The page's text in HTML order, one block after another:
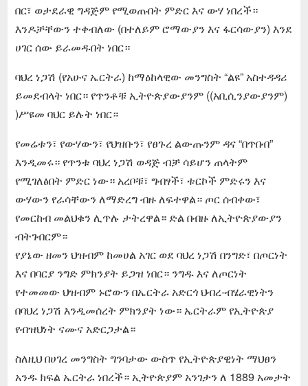
በር፣ ወታደራዊ ግዳጅም የሚወጡበት ምድር እና ውሃ ነበረች።
እንዶቻቸውን ተቀብለው (በተለይም ሮማውያን እና ፋርሳውያን) እንደ
ሀገር ሰው ይራመዱበት ነበር።
ባህረ ነጋሽ (የአሁና ኤርትራ) ከማዕከላዊው መንግስት “ልዩ” አስተዳዳሪ
ይመደብላት ነበር። የጥንቶቹ ኢትዮጵያውያንም ((አቢሲንያውያንም)
)ሥዩመ ባህር ይሉት ነበር።
የመሬቱን፣ የውሃውን፣ የህዝቡን፣ የፀጉረ ልውጡንም ዳና “በጥበብ”
እንዲመሩ። የጥንቱ ባህረ ነጋሽ ወዳጅ ብቻ ሳይሆን ጠላትም
የሚገለፅበት ምድር ነው። አረቦቹ፣ ግብፃች፣ ቱርኮች ምድሩን እና
ውሃውን የራሳቸውን ለማድረግ ብዙ ለፍተዋል። ጦር ሰብቀው፣
የመርከብ መልህቁን ሊጥሉ ታትረዋል። ድል በብዙ ለኢትዮጵያውያን
ብትገብርም።
የያኔው ዘመን ህዝብም ከመሀል አገር ወደ ባህረ ነጋሽ በንግድ፣ በጦርነት
እና በባርያ ንግድ ምክንያት ይጋዝ ነበር። ንግዱ እና ለጦርነት
የተመመው ህዝብም ኑሮውን በኤርትራ አድርጎ ህብረ-ብሄራዊነትን
በባህረ ነጋሽ እንዲመሰረት ምክንያት ነው። ኤርትራም የኢትዮጵያ
የብዝህነት ናሙና አድርጋታል።
ስለዚህ በሀገረ መንግስት ግንባታው ውስጥ የኢትዮጵያዊነት ማህፀን
አንዱ ክፍል ኤርትራ ነበረች። ኢትዮጵያም አንገታን ለ 1889 አመታት